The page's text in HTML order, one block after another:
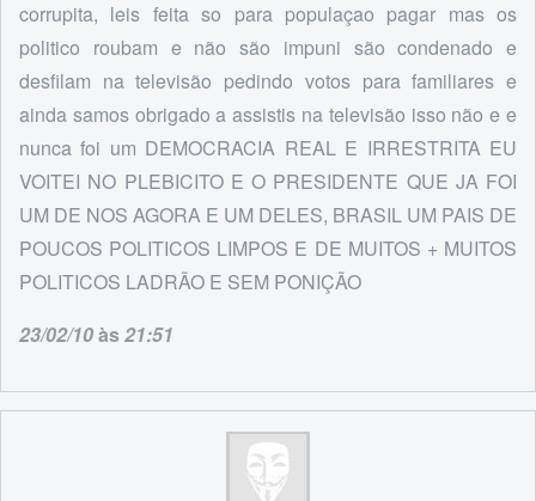
corrupita, leis feita so para populaçao pagar mas os
politico roubam e não são impuni são condenado e
desfilam na televisão pedindo votos para familiares e
ainda samos obrigado a assistis na televisão isso não e e
nunca foi um DEMOCRACIA REAL E IRRESTRITA EU
VOITEI NO PLEBICITO E O PRESIDENTE QUE JA FOI
UM DE NOS AGORA E UM DELES, BRASIL UM PAIS DE
POUCOS POLITICOS LIMPOS E DE MUITOS + MUITOS
POLITICOS LADRÃO E SEM PONIÇÃO
23/02/10às21:51